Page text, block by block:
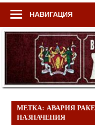
НАВИГАЦИЯ
МЕТКА: АВАРИЯ
НАЗНАЧЕНИЯ